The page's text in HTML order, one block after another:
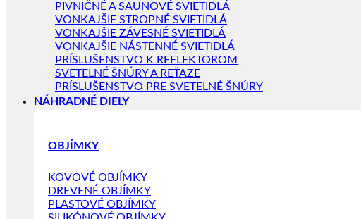
PIVNIČNÉ A SAUNOVÉ SVIETIDLÁ
VONKAJŠIE STROPNÉ SVIETIDLÁ
VONKAJŠIE ZÁVESNÉ SVIETIDLÁ
VONKAJŠIE NÁSTENNÉ SVIETIDLÁ
PRÍSLUŠENSTVO K REFLEKTOROM
SVETELNÉ ŠNÚRY A REŤAZE
PRÍSLUŠENSTVO PRE SVETELNÉ ŠNÚRY
NÁHRADNÉ DIELY
OBJÍMKY
KOVOVÉ OBJÍMKY
DREVENÉ OBJÍMKY
PLASTOVÉ OBJÍMKY